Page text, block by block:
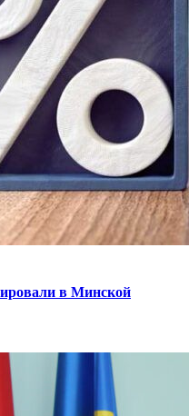
в Минской